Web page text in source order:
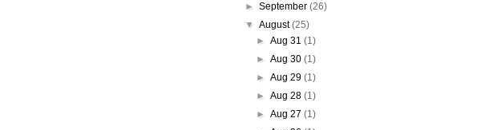
► September (26)
▼ August(25)
►Aug 31(1)
►Aug 30(1)
►Aug 29(1)
►Aug 28(1)
►Aug 27(1)